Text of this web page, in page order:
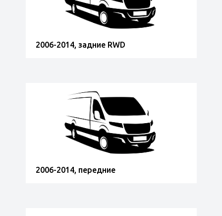
2006-2014, задние RWD
2006-2014, передние